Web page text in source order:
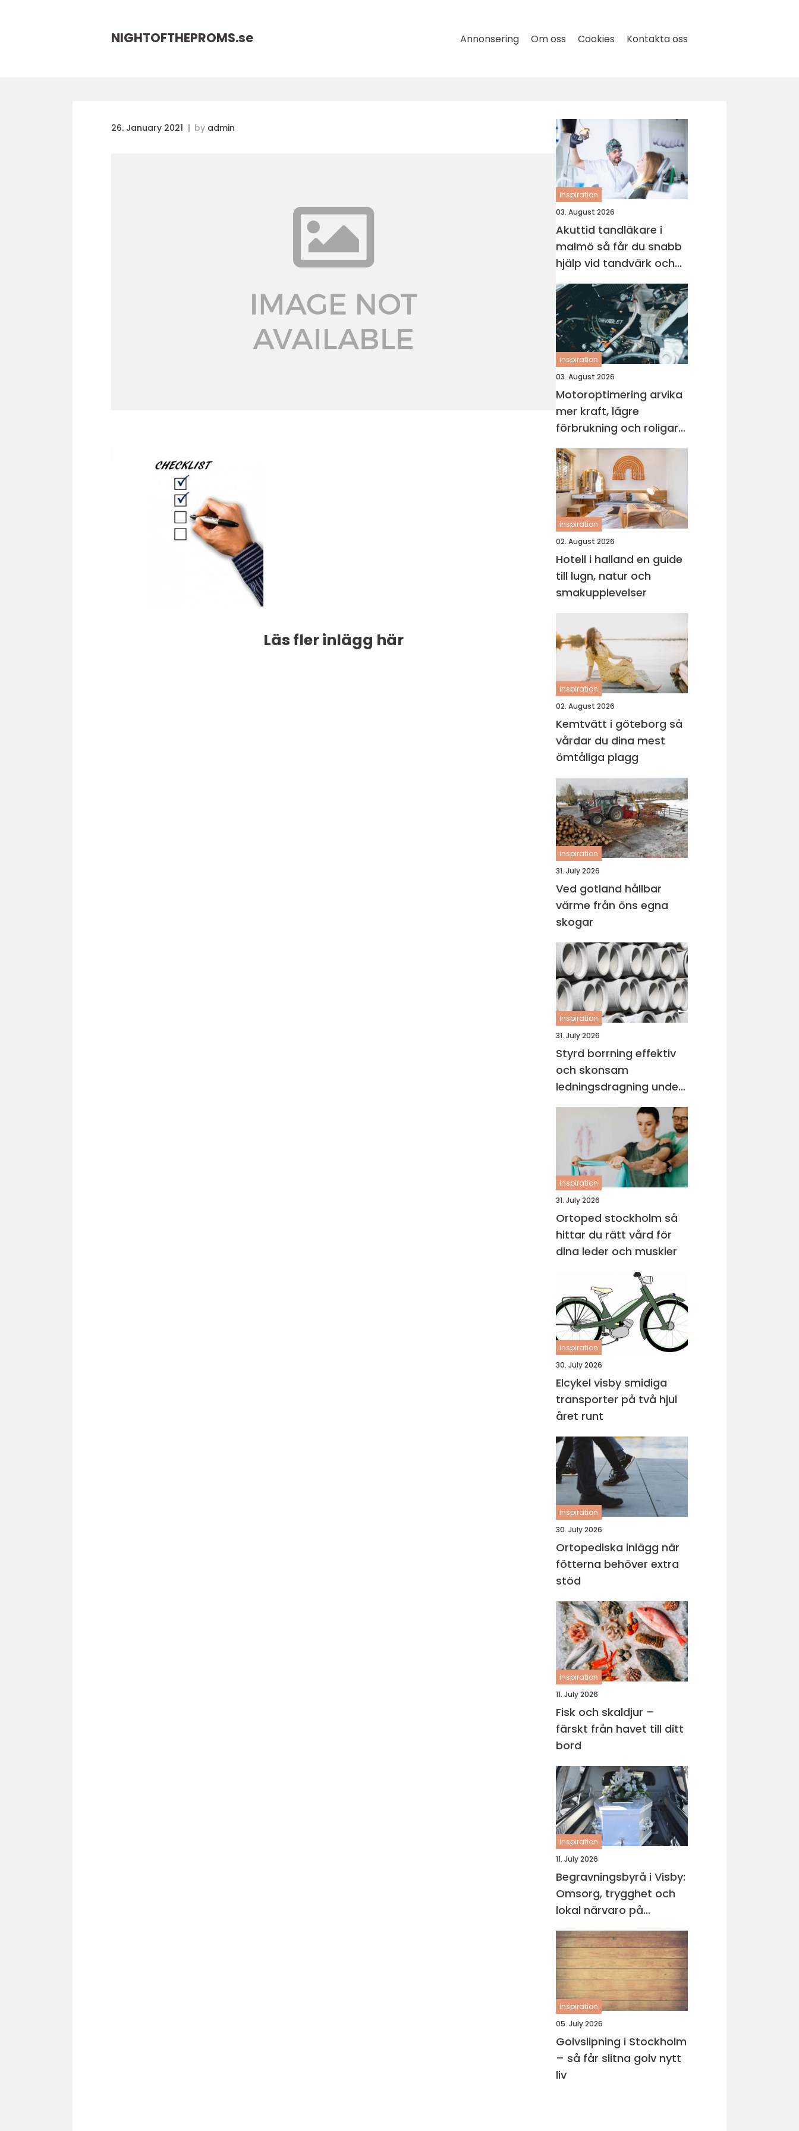
NIGHTOFTHEPROMS.se Annonsering Om oss Cookies Kontakta oss
26. January 2021 by admin
Läs fler inlägg här
inspiration
03. August 2026
Akuttid tandläkare i
malmö så får du snabb
hjälp vid tandvärk och
skador
inspiration
03. August 2026
Motoroptimering arvika
mer kraft, lägre
förbrukning och roligare
körning
inspiration
02. August 2026
Hotell i halland en guide
till lugn, natur och
smakupplevelser
inspiration
02. August 2026
Kemtvätt i göteborg så
vårdar du dina mest
ömtåliga plagg
inspiration
31. July 2026
Ved gotland hållbar
värme från öns egna
skogar
inspiration
31. July 2026
Styrd borrning effektiv
och skonsam
ledningsdragning under
mark
inspiration
31. July 2026
Ortoped stockholm så
hittar du rätt vård för
dina leder och muskler
inspiration
30. July 2026
Elcykel visby smidiga
transporter på två hjul
året runt
inspiration
30. July 2026
Ortopediska inlägg när
fötterna behöver extra
stöd
inspiration
11. July 2026
Fisk och skaldjur –
färskt från havet till ditt
bord
inspiration
11. July 2026
Begravningsbyrå i Visby:
Omsorg, trygghet och
lokal närvaro på
Gotland
inspiration
05. July 2026
Golvslipning i Stockholm
– så får slitna golv nytt
liv